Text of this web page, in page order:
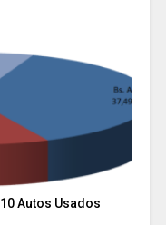
Autos Usados